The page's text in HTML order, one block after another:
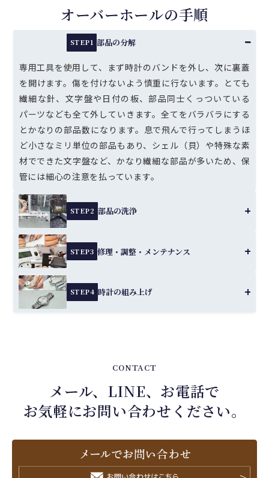
オーバーホールの手順
STEP1 部品の分解
専用工具を使用して、まず時計のバンドを外し、次に裏蓋
を開けます。傷を付けないよう慎重に行ないます。とても
繊細な針、文字盤や日付の板、部品同士くっついている
パーツなども全て外していきます。全てをバラバラにする
とかなりの部品数になります。息で飛んで行ってしまうほ
ど小さなミリ単位の部品もあり、シェル（貝）や特殊な素
材でできた文字盤など、かなり繊細な部品が多いため、保
管には細心の注意を払っています。
STEP2 部品の洗浄
STEP3 修理・調整・メンテナンス
STEP4 時計の組み上げ
CONTACT
メール、LINE、お電話で
お気軽にお問い合わせください。